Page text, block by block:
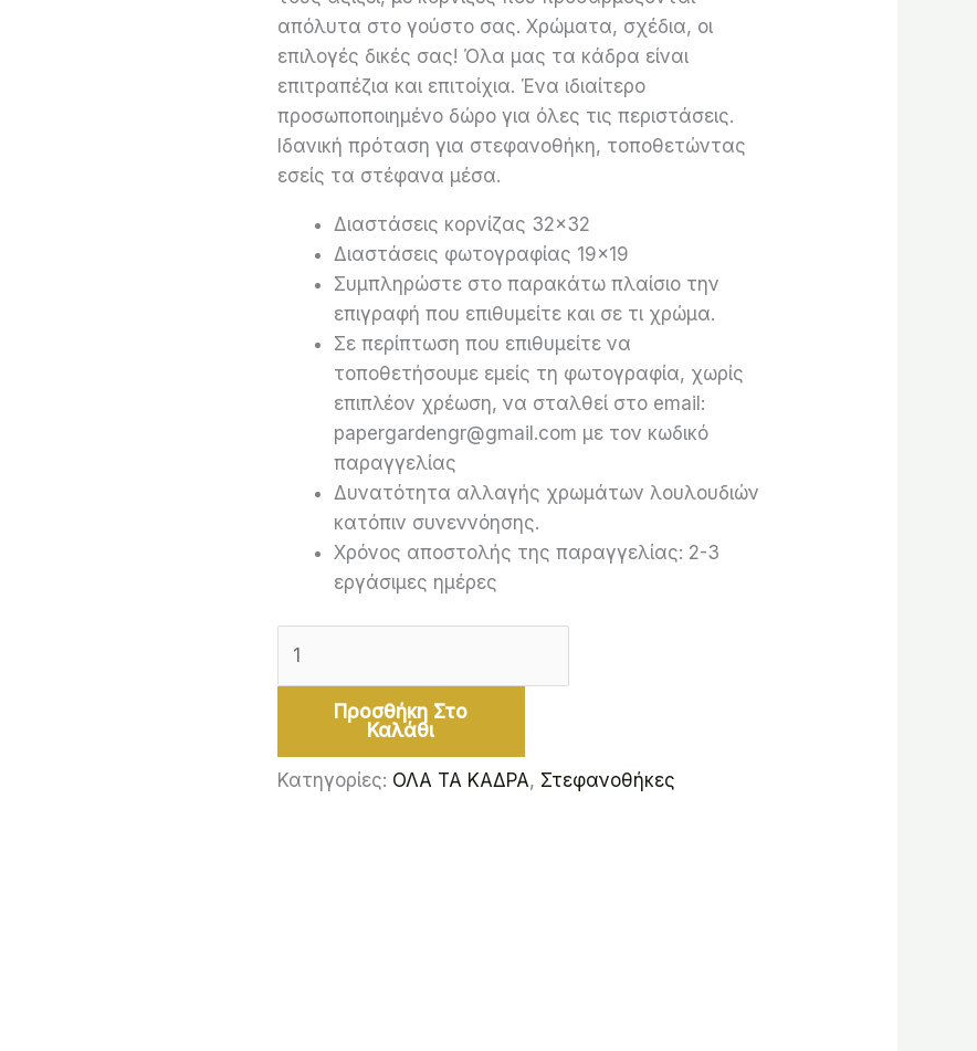
απόλυτα στο γούστο σας. Χρώματα, σχέδια, οι
επιλογές δικές σας! Όλα μας τα κάδρα είναι
επιτραπέζια και επιτοίχια. Ένα ιδιαίτερο
προσωποποιημένο δώρο για όλες τις περιστάσεις.
Ιδανική πρόταση για στεφανοθήκη, τοποθετώντας
εσείς τα στέφανα μέσα.
Διαστάσεις κορνίζας 32×32
Διαστάσεις φωτογραφίας 19×19
Συμπληρώστε στο παρακάτω πλαίσιο την
επιγραφή που επιθυμείτε και σε τι χρώμα.
Σε περίπτωση που επιθυμείτε να
τοποθετήσουμε εμείς τη φωτογραφία, χωρίς
επιπλέον χρέωση, να σταλθεί στο email:
papergardengr@gmail.com με τον κωδικό
παραγγελίας
Δυνατότητα αλλαγής χρωμάτων λουλουδιών
κατόπιν συνεννόησης.
Χρόνος αποστολής της παραγγελίας: 2-3
εργάσιμες ημέρες
Προσθήκη Στο
Καλάθι
Κατηγορίες: ΟΛΑ ΤΑ ΚΑΔΡΑ, Στεφανοθήκες